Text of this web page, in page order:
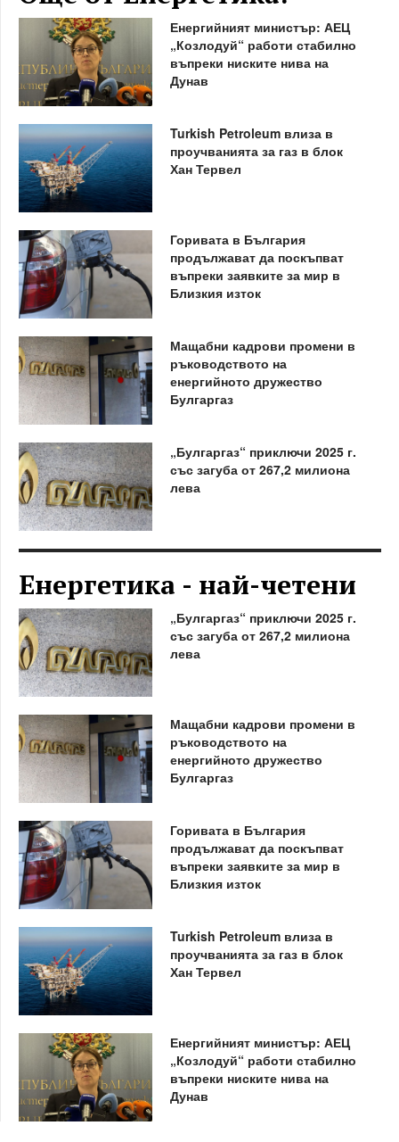
Енергийният министър: АЕЦ
„Козлодуй“ работи стабилно
въпреки ниските нива на
Дунав
Turkish Petroleum влиза в
проучванията за газ в блок
Хан Тервел
Горивата в България
продължават да поскъпват
въпреки заявките за мир в
Близкия изток
Мащабни кадрови промени в
ръководството на
енергийното дружество
Булгаргаз
„Булгаргаз“ приключи 2025 г.
със загуба от 267,2 милиона
лева
Енергетика - най-четени
„Булгаргаз“ приключи 2025 г.
със загуба от 267,2 милиона
лева
Мащабни кадрови промени в
ръководството на
енергийното дружество
Булгаргаз
Горивата в България
продължават да поскъпват
въпреки заявките за мир в
Близкия изток
Turkish Petroleum влиза в
проучванията за газ в блок
Хан Тервел
Енергийният министър: АЕЦ
„Козлодуй“ работи стабилно
въпреки ниските нива на
Дунав